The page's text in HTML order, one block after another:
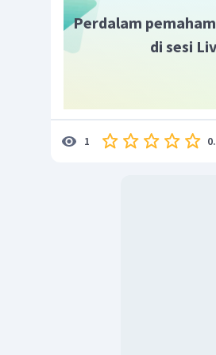
4.Thank you Cindy
Jadi, jawaban yang
comb"
"It is on the
Perdalam
di sesi
1